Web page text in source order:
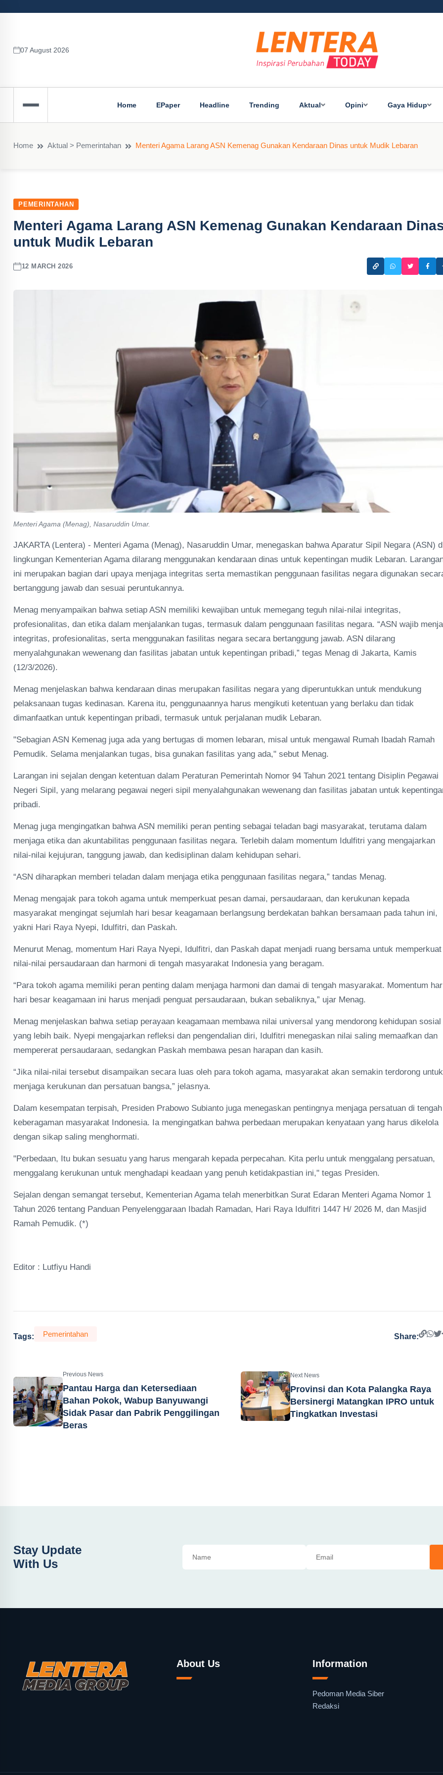
07 August 2026
Home EPaper Headline Trending Aktual Opini Gaya Hidup
Home Aktual > Pemerintahan Menteri Agama Larang ASN Kemenag Gunakan Kendaraan Dinas untuk Mudik Lebaran
PEMERINTAHAN
Menteri Agama Larang ASN Kemenag Gunakan Kendaraan
untuk Mudik Lebaran
12 MARCH 2026
Menteri Agama (Menag), Nasaruddin Umar.
JAKARTA (Lentera) - Menteri Agama (Menag), Nasaruddin Umar, menegaskan bahwa Aparatur Sipil Negara (ASN)
lingkungan Kementerian Agama dilarang menggunakan kendaraan dinas untuk kepentingan mudik Lebaran.
ini merupakan bagian dari upaya menjaga integritas serta memastikan penggunaan fasilitas negara digunakan
bertanggung jawab dan sesuai peruntukannya.
Menag menyampaikan bahwa setiap ASN memiliki kewajiban untuk memegang teguh nilai-nilai integritas,
profesionalitas, dan etika dalam menjalankan tugas, termasuk dalam penggunaan fasilitas negara. “ASN wajib
integritas, profesionalitas, serta menggunakan fasilitas negara secara bertanggung jawab. ASN dilarang
menyalahgunakan wewenang dan fasilitas jabatan untuk kepentingan pribadi,” tegas Menag di Jakarta, Kamis
(12/3/2026).
Menag menjelaskan bahwa kendaraan dinas merupakan fasilitas negara yang diperuntukkan untuk mendukung
pelaksanaan tugas kedinasan. Karena itu, penggunaannya harus mengikuti ketentuan yang berlaku dan tidak
dimanfaatkan untuk kepentingan pribadi, termasuk untuk perjalanan mudik Lebaran.
"Sebagian ASN Kemenag juga ada yang bertugas di momen lebaran, misal untuk mengawal Rumah Ibadah Ramah
Pemudik. Selama menjalankan tugas, bisa gunakan fasilitas yang ada," sebut Menag.
Larangan ini sejalan dengan ketentuan dalam Peraturan Pemerintah Nomor 94 Tahun 2021 tentang Disiplin Pegawai
Negeri Sipil, yang melarang pegawai negeri sipil menyalahgunakan wewenang dan fasilitas jabatan untuk
pribadi.
Menag juga mengingatkan bahwa ASN memiliki peran penting sebagai teladan bagi masyarakat, terutama dalam
menjaga etika dan akuntabilitas penggunaan fasilitas negara. Terlebih dalam momentum Idulfitri yang mengajarkan
nilai-nilai kejujuran, tanggung jawab, dan kedisiplinan dalam kehidupan sehari.
“ASN diharapkan memberi teladan dalam menjaga etika penggunaan fasilitas negara,” tandas Menag.
Menag mengajak para tokoh agama untuk memperkuat pesan damai, persaudaraan, dan kerukunan kepada
masyarakat mengingat sejumlah hari besar keagamaan berlangsung berdekatan bahkan bersamaan pada tahun ini,
yakni Hari Raya Nyepi, Idulfitri, dan Paskah.
Menurut Menag, momentum Hari Raya Nyepi, Idulfitri, dan Paskah dapat menjadi ruang bersama untuk memperkuat
nilai-nilai persaudaraan dan harmoni di tengah masyarakat Indonesia yang beragam.
“Para tokoh agama memiliki peran penting dalam menjaga harmoni dan damai di tengah masyarakat. Momentum
hari besar keagamaan ini harus menjadi penguat persaudaraan, bukan sebaliknya,” ujar Menag.
Menag menjelaskan bahwa setiap perayaan keagamaan membawa nilai universal yang mendorong kehidupan sosial
yang lebih baik. Nyepi mengajarkan refleksi dan pengendalian diri, Idulfitri menegaskan nilai saling memaafkan dan
mempererat persaudaraan, sedangkan Paskah membawa pesan harapan dan kasih.
“Jika nilai-nilai tersebut disampaikan secara luas oleh para tokoh agama, masyarakat akan semakin terdorong untuk
menjaga kerukunan dan persatuan bangsa,” jelasnya.
Dalam kesempatan terpisah, Presiden Prabowo Subianto juga menegaskan pentingnya menjaga persatuan di tengah
keberagaman masyarakat Indonesia. Ia mengingatkan bahwa perbedaan merupakan kenyataan yang harus dikelola
dengan sikap saling menghormati.
"Perbedaan, Itu bukan sesuatu yang harus mengarah kepada perpecahan. Kita perlu untuk menggalang persatuan,
menggalang kerukunan untuk menghadapi keadaan yang penuh ketidakpastian ini," tegas Presiden.
Sejalan dengan semangat tersebut, Kementerian Agama telah menerbitkan Surat Edaran Menteri Agama Nomor 1
Tahun 2026 tentang Panduan Penyelenggaraan Ibadah Ramadan, Hari Raya Idulfitri 1447 H/ 2026 M, dan Masjid
Ramah Pemudik. (*)
Editor : Lutfiyu Handi
Tags: Pemerintahan Share:
Previous News
Pantau Harga dan Ketersediaan
Bahan Pokok, Wabup Banyuwangi
Sidak Pasar dan Pabrik Penggilingan
Beras
Next News
Provinsi dan Kota Palangka Raya
Bersinergi Matangkan IPRO untuk
Tingkatkan Investasi
Stay Update
With Us
About Us Information
Pedoman Media Siber
Redaksi